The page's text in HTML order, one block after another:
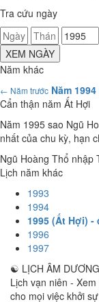
Tra cứu ngày
XEM NGÀY
Năm khác
← Năm trước Năm 1994
Cẩn thận năm Ất Hợi
Năm 1995 sao Ngũ
nhất của chu kỳ, hạn
Ngũ Hoàng Thổ nhập
Lịch năm khác
1993
1994
1995 (Ất Hợi) -
1996
1997
☯ LỊCH ÂM DƯƠNG
Lịch vạn niên -
cho mọi việc khởi